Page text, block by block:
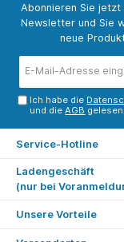
Abonnieren Sie
Newsletter und Sie
neue
Ich habe die
und dieAGB
Service-Hotline
Ladengeschäft
(nur bei
Unsere Vorteile